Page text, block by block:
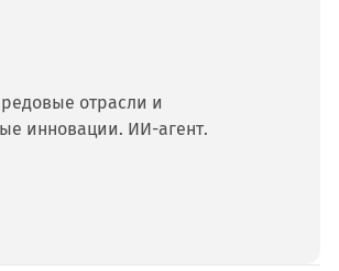
отрасли и
инновации. ИИ-агент.